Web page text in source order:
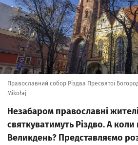
Православний собор Різдва Пресвятої
Mikołaj
Незабаром православні
святкуватимуть Різдво. А коли
Великдень? Представляємо